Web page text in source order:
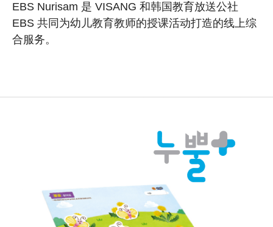
EBS Nurisam 是 VISANG 和韩国教育放送公社
EBS 共同为幼儿教育教师的授课活动打造的线上综
合服务。